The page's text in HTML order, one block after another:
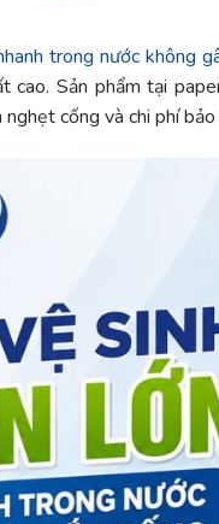
trong nước không
cao. Sản phẩm tại
cống và chi phí